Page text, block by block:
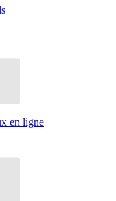
en ligne